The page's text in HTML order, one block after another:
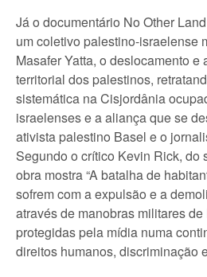
Já o documentário No Other
um coletivo palestino-israelense
Masafer Yatta, o deslocamento e
territorial dos palestinos,
sistemática na Cisjordânia
israelenses e a aliança que se
ativista palestino Basel e o
Segundo o crítico Kevin Rick, do
obra mostra “A batalha de
sofrem com a expulsão e a
através de manobras militares
protegidas pela mídia numa
direitos humanos, discriminação